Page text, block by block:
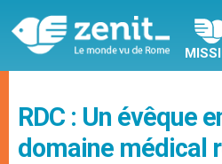
RDC : Un évêque
domaine médical